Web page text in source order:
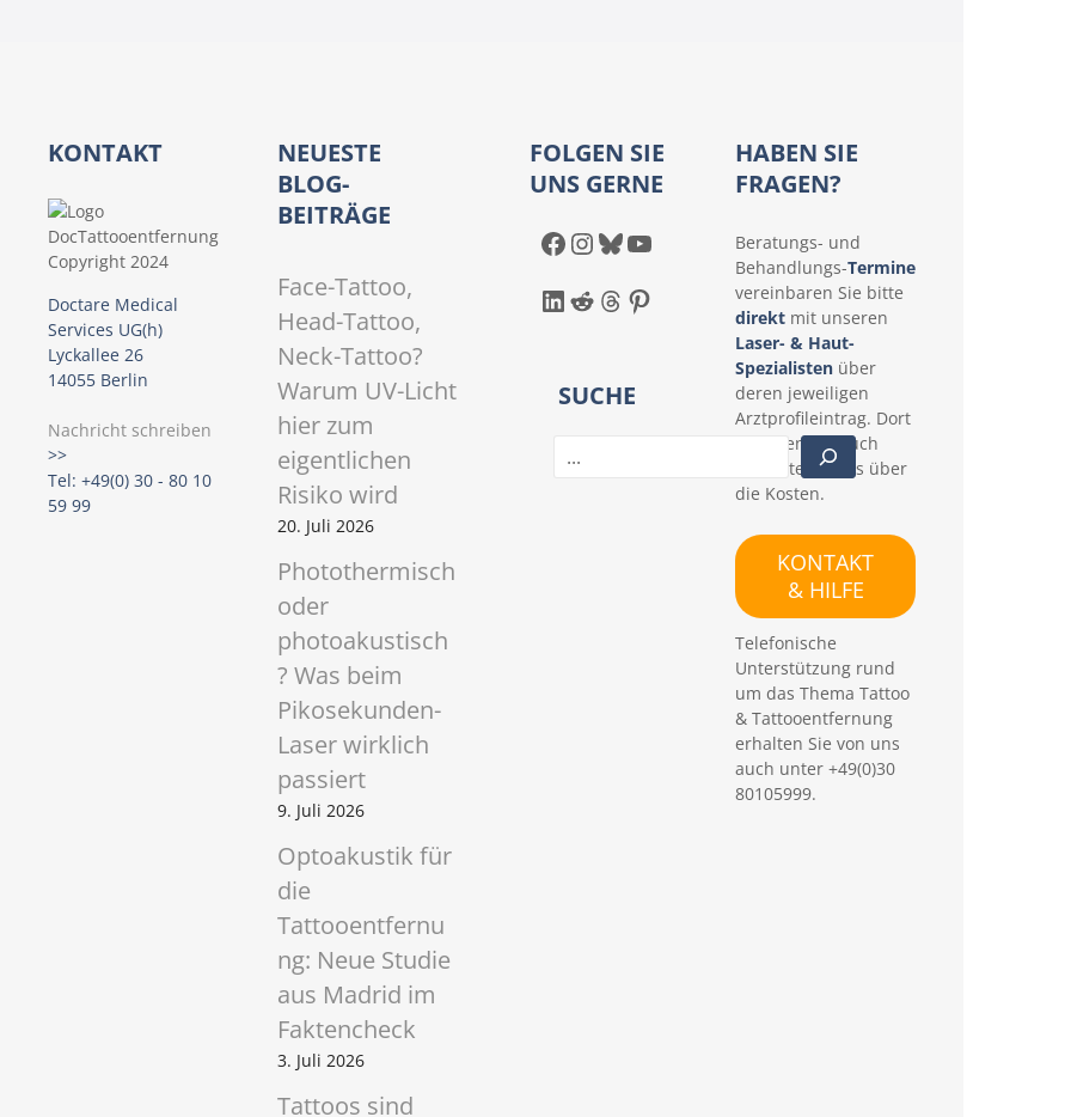
i
g
a
t
i
o
n
KONTAKT
Doctare Medical
Services UG(h)
Lyckallee 26
14055 Berlin
Nachricht schreiben
>>
Tel: +49(0) 30 - 80 10
59 99
NEUESTE
BLOG-
BEITRÄGE
Face-Tattoo,
Head-Tattoo,
Neck-Tattoo?
Warum UV-Licht
hier zum
eigentlichen
Risiko wird
20. Juli 2026
Photothermisch
oder
photoakustisch
? Was beim
Pikosekunden-
Laser wirklich
passiert
9. Juli 2026
Optoakustik für
die
Tattooentfernu
ng: Neue Studie
aus Madrid im
Faktencheck
3. Juli 2026
Tattoos sind
FOLGEN SIE
UNS GERNE
Facebook InstagramBluesky YouTube
LinkedIn Reddit Threads Pinterest
SUCHE
HABEN SIE
FRAGEN?
Beratungs- und
Behandlungs-Termine
vereinbaren Sie bitte
direktmit unseren
Laser- & Haut-
Spezialistenüber
deren jeweiligen
Arztprofileintrag. Dort
erfahren Sie auch
konkrete Details über
die Kosten.
KONTAKT
& HILFE
Telefonische
Unterstützung rund
um das Thema Tattoo
& Tattooentfernung
erhalten Sie von uns
auch unter +49(0)30
80105999.